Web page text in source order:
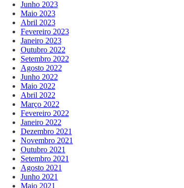
Junho 2023
Maio 2023
Abril 2023
Fevereiro 2023
Janeiro 2023
Outubro 2022
Setembro 2022
Agosto 2022
Junho 2022
Maio 2022
Abril 2022
Março 2022
Fevereiro 2022
Janeiro 2022
Dezembro 2021
Novembro 2021
Outubro 2021
Setembro 2021
Agosto 2021
Junho 2021
Maio 2021